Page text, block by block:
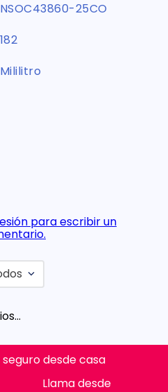
NSOC43860-25CO
182
Mililitro
para escribir un
desde casa
Llama desde